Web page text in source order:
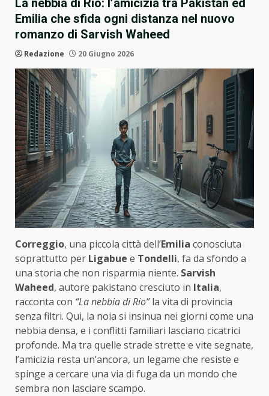
La nebbia di Rio: l’amicizia tra Pakistan ed
Emilia che sfida ogni distanza nel nuovo
romanzo di Sarvish Waheed
Redazione 20 Giugno 2026
Correggio, una piccola città dell’Emilia conosciuta
soprattutto per Ligabue e Tondelli, fa da sfondo a
una storia che non risparmia niente. Sarvish
Waheed, autore pakistano cresciuto in Italia,
racconta con “La nebbia di Rio”la vita di provincia
senza filtri. Qui, la noia si insinua nei giorni come una
nebbia densa, e i conflitti familiari lasciano cicatrici
profonde. Ma tra quelle strade strette e vite segnate,
l’amicizia resta un’ancora, un legame che resiste e
spinge a cercare una via di fuga da un mondo che
sembra non lasciare scampo.